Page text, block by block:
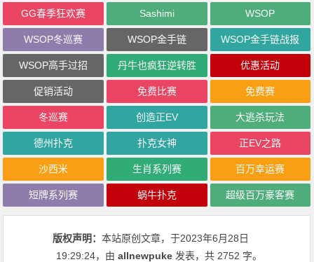
GG春季狂欢赛 Sashimi WSOP
WSOP冬巡赛 WSOP金手链 WSOP金手链战报
WSOP高手过招 丹牛也疯狂逆转胜 优惠活动
促销活动 免费比赛 免费赛
冬巡赛 创造正EV 大逃杀玩法
德州扑克 扑克女神 正EV之路
沙西米 生肖系列赛 百万幸运赛
短牌系列赛 蜗牛扑克 超级百万豪客赛
版权声明：本站原创文章，于2023年6月28日
19:29:24，由allnewpuke 发表，共 2752 字。